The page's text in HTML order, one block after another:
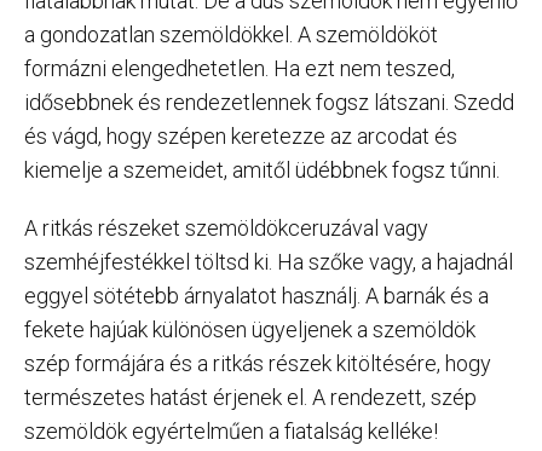
a gondozatlan szemöldökkel. A szemöldököt
formázni elengedhetetlen. Ha ezt nem teszed,
idősebbnek és rendezetlennek fogsz látszani. Szedd
és vágd, hogy szépen keretezze az arcodat és
kiemelje a szemeidet, amitől üdébbnek fogsz tűnni.
A ritkás részeket szemöldökceruzával vagy
szemhéjfestékkel töltsd ki. Ha szőke vagy, a hajadnál
eggyel sötétebb árnyalatot használj. A barnák és a
fekete hajúak különösen ügyeljenek a szemöldök
szép formájára és a ritkás részek kitöltésére, hogy
természetes hatást érjenek el. A rendezett, szép
szemöldök egyértelműen a fiatalság kelléke!